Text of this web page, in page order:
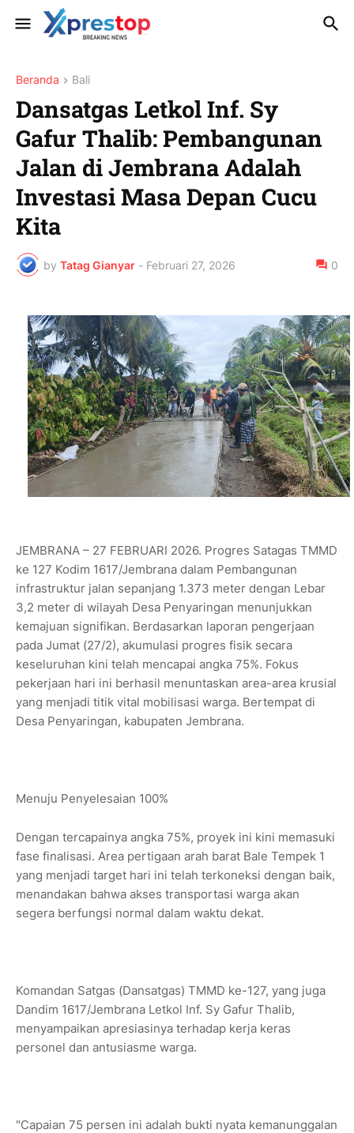
Beranda Bali
Dansatgas Letkol Inf. Sy
Gafur Thalib: Pembangunan
Jalan di Jembrana Adalah
Investasi Masa Depan Cucu
Kita
by Tatag Gianyar - Februari 27, 2026 0
JEMBRANA – 27 FEBRUARI 2026. Progres Satagas TMMD
ke 127 Kodim 1617/Jembrana dalam Pembangunan
infrastruktur jalan sepanjang 1.373 meter dengan Lebar
3,2 meter di wilayah Desa Penyaringan menunjukkan
kemajuan signifikan. Berdasarkan laporan pengerjaan
pada Jumat (27/2), akumulasi progres fisik secara
keseluruhan kini telah mencapai angka 75%. Fokus
pekerjaan hari ini berhasil menuntaskan area-area krusial
yang menjadi titik vital mobilisasi warga. Bertempat di
Desa Penyaringan, kabupaten Jembrana.
Menuju Penyelesaian 100%
Dengan tercapainya angka 75%, proyek ini kini memasuki
fase finalisasi. Area pertigaan arah barat Bale Tempek 1
yang menjadi target hari ini telah terkoneksi dengan baik,
menandakan bahwa akses transportasi warga akan
segera berfungsi normal dalam waktu dekat.
​Komandan Satgas (Dansatgas) TMMD ke-127, yang juga
Dandim 1617/Jembrana Letkol Inf. Sy Gafur Thalib,
menyampaikan apresiasinya terhadap kerja keras
personel dan antusiasme warga.
​"Capaian 75 persen ini adalah bukti nyata kemanunggalan